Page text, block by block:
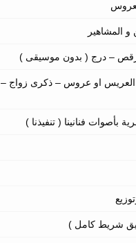
و المشاهير
– درج ( بدون موسيقى )
العريس او عروس – ذكرى زواج –
بأصوات فنانينا ( تنفيذنا )
شريط كامل )